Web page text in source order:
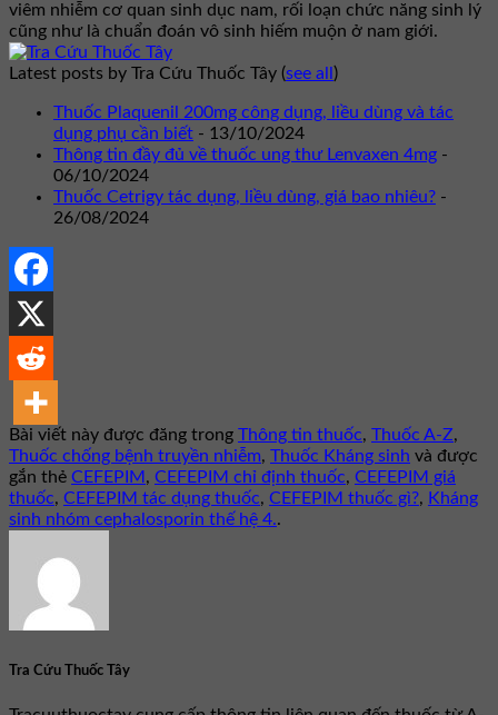
viêm nhiễm cơ quan sinh dục nam, rối loạn chức năng sinh lý
cũng như là chuẩn đoán vô sinh hiếm muộn ở nam giới.
Latest posts by Tra Cứu Thuốc Tây (see all )
Thuốc Plaquenil 200mg công dụng, liều dùng và tác
dụng phụ cần biết - 13/10/2024
Thông tin đầy đủ về thuốc ung thư Lenvaxen 4mg -
06/10/2024
Thuốc Cetrigy tác dụng, liều dùng, giá bao nhiêu? -
26/08/2024
Bài viết này được đăng trong Thông tin thuốc, Thuốc A-Z,
Thuốc chống bệnh truyền nhiễm, Thuốc Kháng sinh và được
gắn thẻ CEFEPIM , CEFEPIM chỉ định thuốc, CEFEPIM giá
thuốc, CEFEPIM tác dụng thuốc, CEFEPIM thuốc gì?, Kháng
sinh nhóm cephalosporin thế hệ 4..
Tra Cứu Thuốc Tây